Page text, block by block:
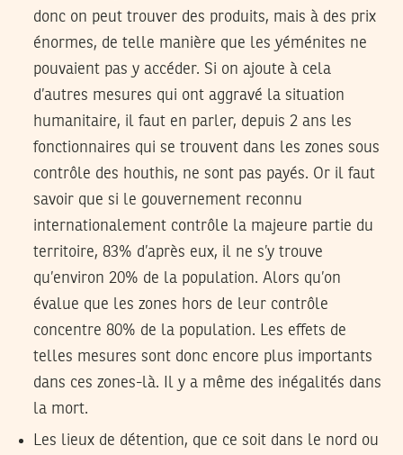
donc on peut trouver des produits, mais à des prix
énormes, de telle manière que les yéménites ne
pouvaient pas y accéder. Si on ajoute à cela
d’autres mesures qui ont aggravé la situation
humanitaire, il faut en parler, depuis 2 ans les
fonctionnaires qui se trouvent dans les zones sous
contrôle des houthis, ne sont pas payés. Or il faut
savoir que si le gouvernement reconnu
internationalement contrôle la majeure partie du
territoire, 83% d’après eux, il ne s’y trouve
qu’environ 20% de la population. Alors qu’on
évalue que les zones hors de leur contrôle
concentre 80% de la population. Les effets de
telles mesures sont donc encore plus importants
dans ces zones-là. Il y a même des inégalités dans
la mort.
Les lieux de détention, que ce soit dans le nord ou